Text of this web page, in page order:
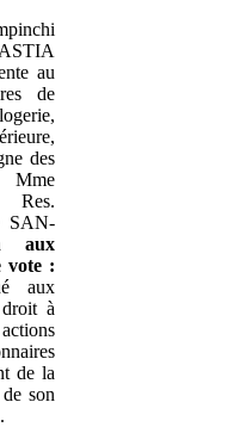
au
de
des
Mme
Res.
SAN-
aux
vote :
aux
à
de la
son